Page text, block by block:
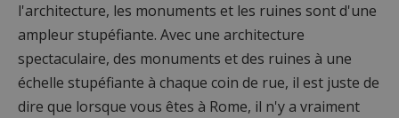
l'architecture, les monuments et les ruines sont d'une
ampleur stupéfiante. Avec une architecture
spectaculaire, des monuments et des ruines à une
échelle stupéfiante à chaque coin de rue, il est juste de
dire que lorsque vous êtes à Rome, il n'y a vraiment